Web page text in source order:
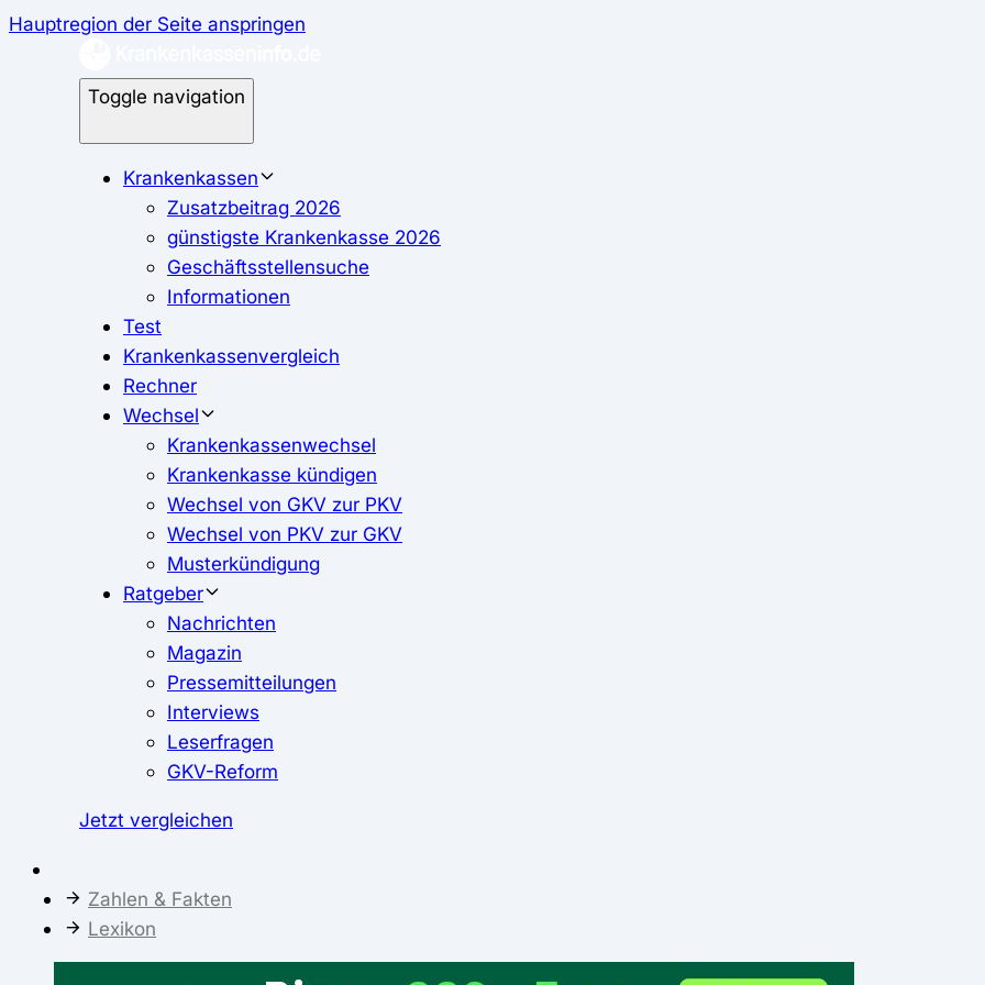
Hauptregion der Seite anspringen
Toggle navigation
Krankenkassen
Zusatzbeitrag 2026
günstigste Krankenkasse 2026
Geschäftsstellensuche
Informationen
Test
Krankenkassenvergleich
Rechner
Wechsel
Krankenkassenwechsel
Krankenkasse kündigen
Wechsel von GKV zur PKV
Wechsel von PKV zur GKV
Musterkündigung
Ratgeber
Nachrichten
Magazin
Pressemitteilungen
Interviews
Leserfragen
GKV-Reform
Jetzt vergleichen
Zahlen & Fakten
Lexikon